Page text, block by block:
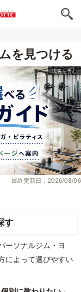
を見つける
最終更新日：2026/08/06
す
ーソナルジム・ヨ
によって選びやすい